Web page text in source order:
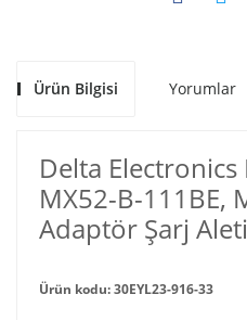
Ürün Bilgisi Yorumlar
Delta Electronics
MX52-B-111BE,
Adaptör Şarj Aleti
Ürün kodu: 30EYL23-916-33